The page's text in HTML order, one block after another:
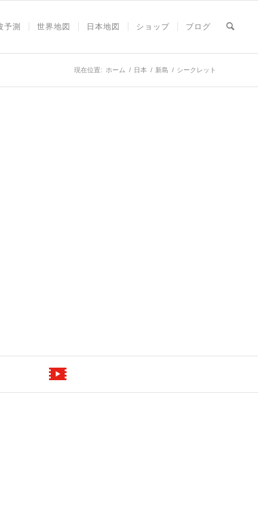
予測 世界地図 日本地図 ショップ ブログ
現在位置: ホーム / 日本 / 新島 / シークレット